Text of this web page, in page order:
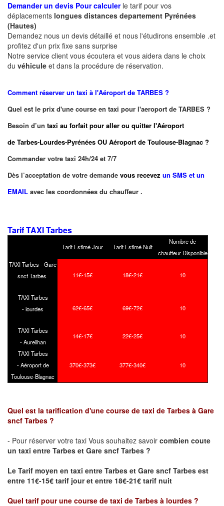
Demander un devis Pour calculerle tarif pour vos
déplacements longues distances departement Pyrénées
(Hautes)
Demandez nous un devis détaillé et nous l'étudirons ensemble .et
profitez d'un prix fixe sans surprise
Notre service client vous écoutera et vous aidera dans le choix
du véhicule et dans la procédure de réservation.
Comment réserver un taxi à l'Aéroport de TARBES ?
Quel est le prix d'une course en taxi pour l'aeroport de TARBES ?
Besoin d’un taxi au forfait pour aller ou quitter l'Aéroport
de Tarbes-Lourdes-Pyrénées OU Aéroport de Toulouse-Blagnac ?
Commander votre taxi 24h/24 et 7/7
Dès l’acceptation de votre demande vous recevez un SMS et un
EMAIL avec les coordonnées du chauffeur .
Tarif TAXI Tarbes
Tarif Estimé Jour Tarif Estimé Nuit
Nombre de
chauffeur Disponible
TAXI Tarbes - Gare
sncf Tarbes
11€-15€ 18€-21€ 10
TAXI Tarbes
- lourdes
62€-65€ 69€-72€ 10
TAXI Tarbes
- Aureilhan
14€-17€ 22€-25€ 10
TAXI Tarbes
- Aéroport de
Toulouse-Blagnac
370€-373€ 377€-340€ 10
Quel est la tarification d'une course de taxi de Tarbes à Gare
sncf Tarbes ?
- Pour réserver votre taxi Vous souhaitez savoir combien coute
un taxi entre Tarbes et Gare sncf Tarbes ?
Le Tarif moyen en taxi entre Tarbes et Gare sncf Tarbes est
entre 11€-15€ tarif jour et entre 18€-21€ tarif nuit
Quel tarif pour une course de taxi de Tarbes à lourdes ?